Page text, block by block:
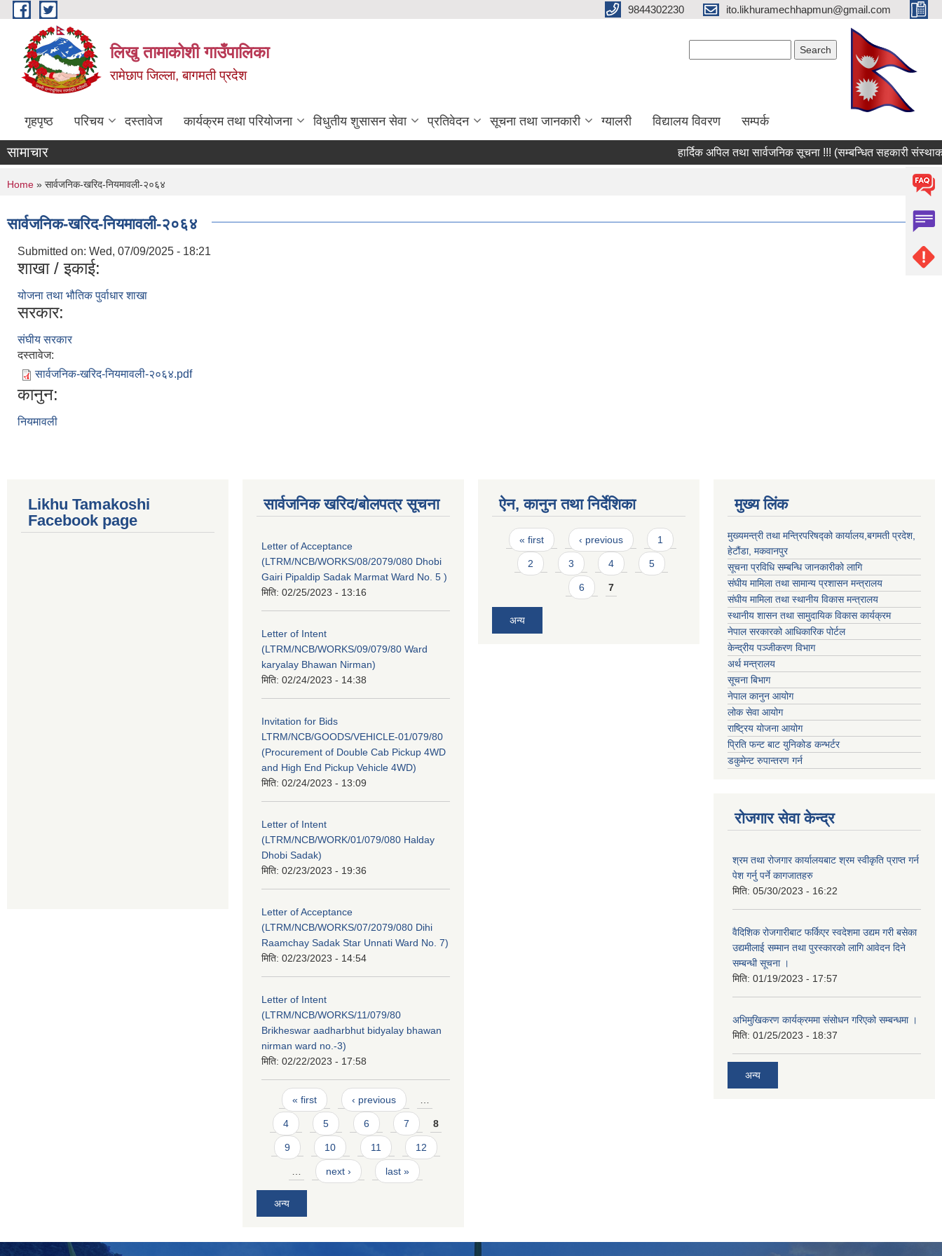
Skip to main content 9844302230 ito.likhuramechhapmun@gmail.com
लिखु तामाकोशी गाउँपालिका
रामेछाप जिल्ला, बागमती प्रदेश
गृहपृष्ठ परिचय दस्तावेज कार्यक्रम तथा परियोजना विधुतीय शुसासन सेवा प्रतिवेदन सूचना तथा जानकारी ग्यालरी विद्यालय विवरण सम्पर्क
सामाचार हार्दिक अपिल तथा सार्वजनिक सूचना !!! (सम्बन्धित सहकारी संस्थाका
You are here
Home » सार्वजनिक-खरिद-नियमावली-२०६४
सार्वजनिक-खरिद-नियमावली-२०६४
Submitted on: Wed, 07/09/2025 - 18:21
शाखा / इकाई:
योजना तथा भौतिक पुर्वाधार शाखा
सरकार:
संघीय सरकार
दस्तावेज:
सार्वजनिक-खरिद-नियमावली-२०६४.pdf
कानुन:
नियमावली
Likhu Tamakoshi
Facebook page
सार्वजनिक खरिद/बोलपत्र सूचना
Letter of Acceptance
(LTRM/NCB/WORKS/08/2079/080 Dhobi
Gairi Pipaldip Sadak Marmat Ward No. 5 )
मिति: 02/25/2023 - 13:16
Letter of Intent
(LTRM/NCB/WORKS/09/079/80 Ward
karyalay Bhawan Nirman)
मिति: 02/24/2023 - 14:38
Invitation for Bids
LTRM/NCB/GOODS/VEHICLE-01/079/80
(Procurement of Double Cab Pickup 4WD
and High End Pickup Vehicle 4WD)
मिति: 02/24/2023 - 13:09
Letter of Intent
(LTRM/NCB/WORK/01/079/080 Halday
Dhobi Sadak)
मिति: 02/23/2023 - 19:36
Letter of Acceptance
(LTRM/NCB/WORKS/07/2079/080 Dihi
Raamchay Sadak Star Unnati Ward No. 7)
मिति: 02/23/2023 - 14:54
Letter of Intent
(LTRM/NCB/WORKS/11/079/80
Brikheswar aadharbhut bidyalay bhawan
nirman ward no.-3)
मिति: 02/22/2023 - 17:58
Pages
« first ‹ previous
4 5 6 7 8
9 10 11 12
next › last »
अन्य
ऐन, कानुन तथा निर्देशिका
Pages
« first ‹ previous 1
2 3 4 5
6 7
अन्य
मुख्य लिंक
मुख्यमन्त्री तथा मन्त्रिपरिषद्को कार्यालय,बगमती प्रदेश,
हेटौंडा, मकवानपुर
सूचना प्रविधि सम्बन्धि जानकारीको लागि
संघीय मामिला तथा सामान्य प्रशासन मन्त्रालय
संघीय मामिला तथा स्थानीय विकास मन्त्रालय
स्थानीय शासन तथा सामुदायिक विकास कार्यक्रम
नेपाल सरकारको आधिकारिक पोर्टल
केन्द्रीय पञ्जीकरण विभाग
अर्थ मन्त्रालय
सूचना बिभाग
नेपाल कानुन आयोग
लोक सेवा आयोग
राष्ट्रिय योजना आयोग
प्रिति फन्ट बाट युनिकोड कन्भर्टर
डकुमेन्ट रुपान्तरण गर्न
रोजगार सेवा केन्द्र
श्रम तथा रोजगार कार्यालयबाट श्रम स्वीकृति प्राप्त गर्न
पेश गर्नु पर्ने कागजातहरु
मिति: 05/30/2023 - 16:22
वैदिशिक रोजगारीबाट फर्किएर स्वदेशमा उद्यम गरी बसेका
उद्यमीलाई सम्मान तथा पुरस्कारको लागि आवेदन दिने
सम्बन्धी सूचना ।
मिति: 01/19/2023 - 17:57
अभिमुखिकरण कार्यक्रममा संसोधन गरिएको सम्बन्धमा ।
मिति: 01/25/2023 - 18:37
अन्य